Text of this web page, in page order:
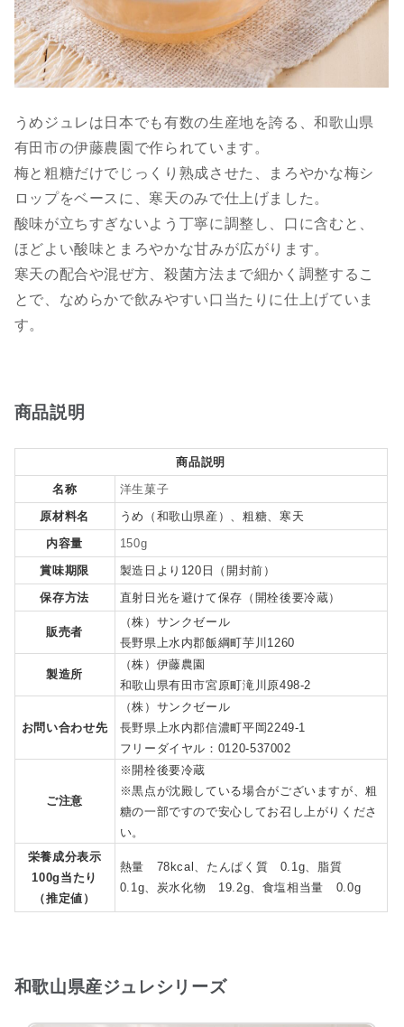
うめジュレは日本でも有数の生産地を誇る、和歌山県
有田市の伊藤農園で作られています。
梅と粗糖だけでじっくり熟成させた、まろやかな梅シ
ロップをベースに、寒天のみで仕上げました。
酸味が立ちすぎないよう丁寧に調整し、口に含むと、
ほどよい酸味とまろやかな甘みが広がります。
寒天の配合や混ぜ方、殺菌方法まで細かく調整するこ
とで、なめらかで飲みやすい口当たりに仕上げていま
す。
商品説明
商品説明
名称
洋生菓子
原材料名
うめ（和歌山県産）、粗糖、寒天
内容量
150g
賞味期限
製造日より120日（開封前）
保存方法
直射日光を避けて保存（開栓後要冷蔵）
販売者
（株）サンクゼール
長野県上水内郡飯綱町芋川1260
製造所
（株）伊藤農園
和歌山県有田市宮原町滝川原498-2
お問い合わせ先
（株）サンクゼール
長野県上水内郡信濃町平岡2249-1
フリーダイヤル：0120-537002
ご注意
※開栓後要冷蔵
※黒点が沈殿している場合がございますが、粗
糖の一部ですので安心してお召し上がりくださ
い。
栄養成分表示
100g当たり
（推定値）
熱量 78kcal、たんぱく質 0.1g、脂質
0.1g、炭水化物 19.2g、食塩相当量 0.0g
和歌山県産ジュレシリーズ